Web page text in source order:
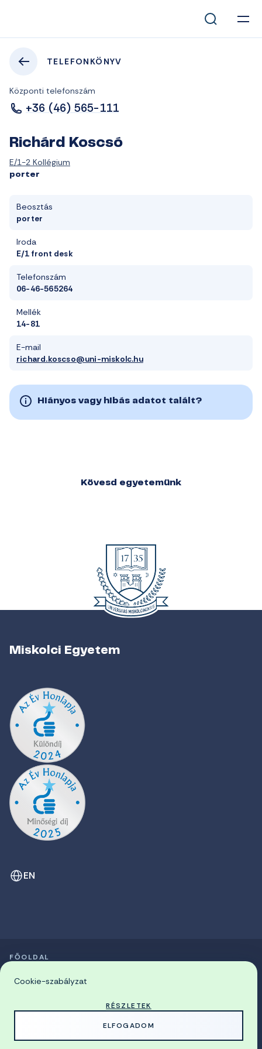
TELEFONKÖNYV
Központi telefonszám
+36 (46) 565-111
Richárd Koscsó
E/1-2 Kollégium
porter
Beosztás
porter
Iroda
E/1 front desk
Telefonszám
06-46-565264
Mellék
14-81
E-mail
richard.koscso@uni-miskolc.hu
Hiányos vagy hibás adatot talált?
Kövesd egyetemünk
Miskolci Egyetem
EN
© 2026 Miskolci Egyetem
FŐOLDAL
Cookie-szabályzat
RÉSZLETEK
ELFOGADOM